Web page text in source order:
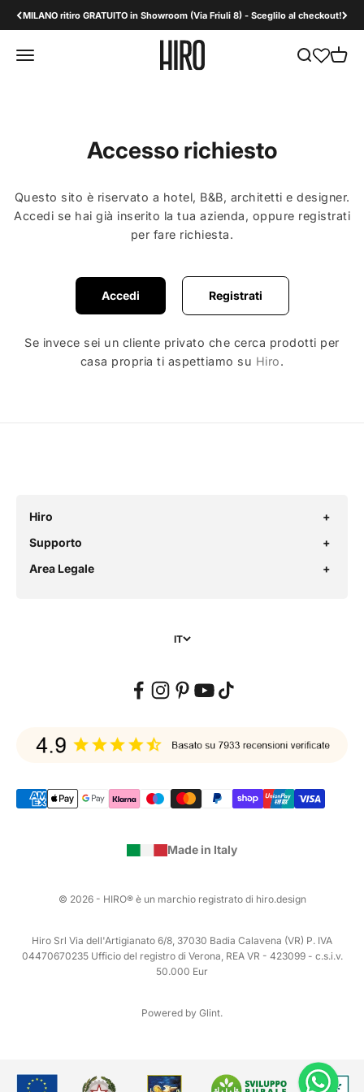
MILANO ritiro GRATUITO in Showroom (Via Friuli 8) - Sceglilo al checkout!
Apri il menu di navigazione HiroDesign B2B Mostra il
Accesso richiesto
Questo sito è riservato a hotel, B&B, architetti e designer.
Accedi se hai già inserito la tua azienda, oppure registrati
per fare richiesta.
Accedi Registrati
Se invece sei un cliente privato che cerca prodotti per
casa propria ti aspettiamo su Hiro.
Hiro
Supporto
Area Legale
IT
Made in Italy
© 2026 - HIRO® è un marchio registrato di hiro.design
Hiro Srl Via dell'Artigianato 6/8, 37030 Badia Calavena (VR) P. IVA
04470670235 Ufficio del registro di Verona, REA VR - 423099 - c.s.i.v.
50.000 Eur
Powered by Glint.